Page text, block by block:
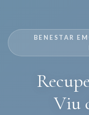
BENESTAR
Viu